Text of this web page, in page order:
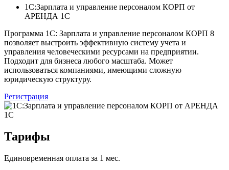
1С:Зарплата и управление персоналом КОРП от
АРЕНДА 1С
Программа 1С: Зарплата и управление персоналом КОРП 8
позволяет выстроить эффективную систему учета и
управления человеческими ресурсами на предприятии.
Подходит для бизнеса любого масштаба. Может
использоваться компаниями, имеющими сложную
юридическую структуру.
Регистрация
Тарифы
Единовременная оплата за 1 мес.